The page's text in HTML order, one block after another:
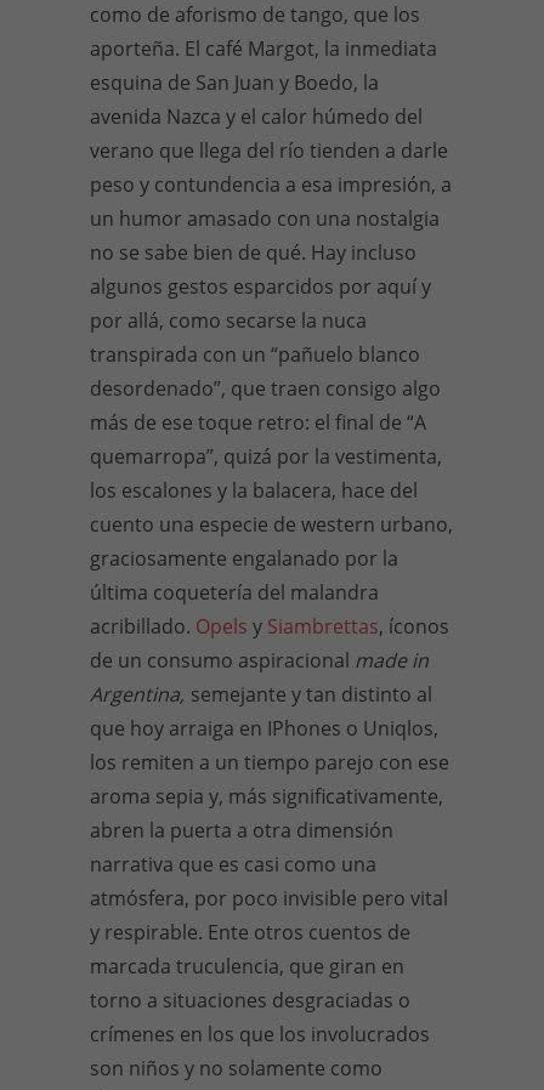
como de aforismo de tango, que los
aporteña. El café Margot, la inmediata
esquina de San Juan y Boedo, la
avenida Nazca y el calor húmedo del
verano que llega del río tienden a darle
peso y contundencia a esa impresión, a
un humor amasado con una nostalgia
no se sabe bien de qué. Hay incluso
algunos gestos esparcidos por aquí y
por allá, como secarse la nuca
transpirada con un “pañuelo blanco
desordenado”, que traen consigo algo
más de ese toque retro: el final de “A
quemarropa”, quizá por la vestimenta,
los escalones y la balacera, hace del
cuento una especie de western urbano,
graciosamente engalanado por la
última coquetería del malandra
acribillado. Opels y Siambrettas, íconos
de un consumo aspiracional made in
Argentina, semejante y tan distinto al
que hoy arraiga en IPhones o Uniqlos,
los remiten a un tiempo parejo con ese
aroma sepia y, más significativamente,
abren la puerta a otra dimensión
narrativa que es casi como una
atmósfera, por poco invisible pero vital
y respirable. Ente otros cuentos de
marcada truculencia, que giran en
torno a situaciones desgraciadas o
crímenes en los que los involucrados
son niños y no solamente como